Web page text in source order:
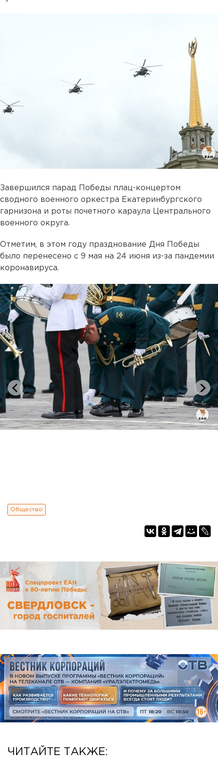
Завершился парад Победы плац-концертом
сводного военного оркестра Екатеринбургского
гарнизона и роты почетного караула Центрального
военного округа.
Отметим, в этом году празднование Дня Победы
было перенесено с 9 мая на 24 июня из-за пандемии
коронавируса.
Общество
ЧИТАЙТЕ ТАКЖЕ: